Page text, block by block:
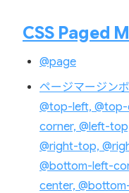
CSS Paged
@page
ページマージン
@top-left,
corner, @left-
@right-top,
@bottom-left-
center,